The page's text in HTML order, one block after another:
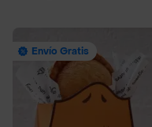
Envío Gratis